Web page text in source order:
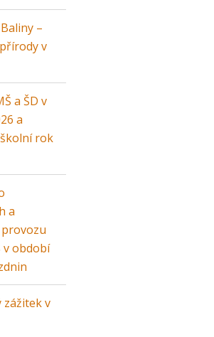
–
v
a ŠD v
a
rok
a
v období
zážitek v